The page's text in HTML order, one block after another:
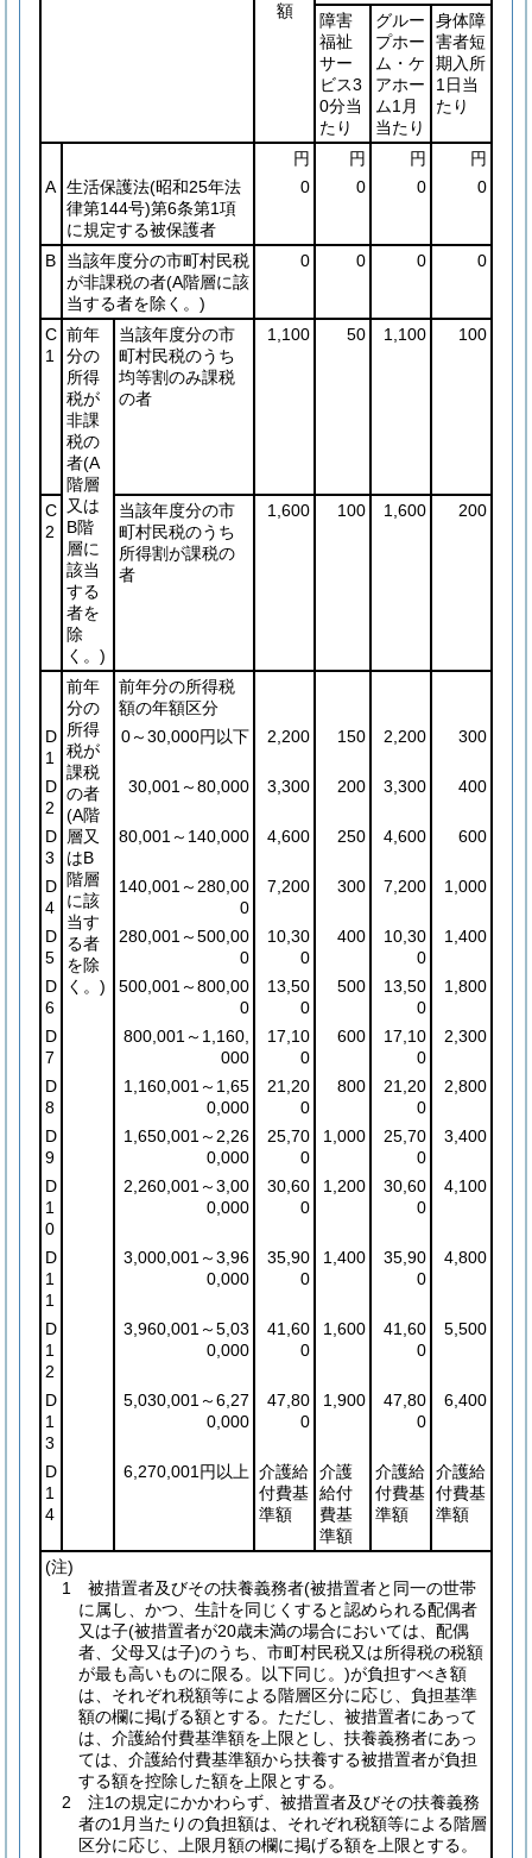
額
障害
福祉
サー
ビス3
0分当
たり
グルー
プホー
ム・ケ
アホー
ム1月
当たり
身体障
害者短
期入所
1日当
たり
円 円 円
円
A 生活保護法(昭和25年法
律第144号)第6条第1項
に規定する被保護者
0 0 0 0
B
当該年度分の市町村民税
が非課税の者(A階層に該
当する者を除く。)
0 0 0 0
C
1
前年
分の
所得
税が
非課
税の
者(A
階層
又は
B階
層に
該当
する
者を
除
く。)
当該年度分の市
町村民税のうち
均等割のみ課税
の者
1,100 50 1,100 100
C
2
当該年度分の市
町村民税のうち
所得割が課税の
者
1,600 100 1,600 200
前年
分の
所得
税が
課税
の者
(A階
層又
はB
階層
に該
当す
る者
を除
く。)
前年分の所得税
額の年額区分
D
1
0～30,000円以下 2,200 150 2,200 300
D
2
30,001～80,000 3,300 200 3,300 400
D
3
80,001～140,000 4,600 250 4,600 600
D
4
140,001～280,00
0
7,200 300 7,200 1,000
D
5
280,001～500,00
0
10,30
0
400
10,30
0
1,400
D
6
500,001～800,00
0
13,50
0
500
13,50
0
1,800
D
7
800,001～1,160,
000
17,10
0
600
17,10
0
2,300
D
8
1,160,001～1,65
0,000
21,20
0
800
21,20
0
2,800
D
9
1,650,001～2,26
0,000
25,70
0
1,000
25,70
0
3,400
D
1
0
2,260,001～3,00
0,000
30,60
0
1,200
30,60
0
4,100
D
1
1
3,000,001～3,96
0,000
35,90
0
1,400
35,90
0
4,800
D
1
2
3,960,001～5,03
0,000
41,60
0
1,600
41,60
0
5,500
D
1
3
5,030,001～6,27
0,000
47,80
0
1,900
47,80
0
6,400
D
1
4
6,270,001円以上 介護給
付費基
準額
介護
給付
費基
準額
介護給
付費基
準額
介護給
付費基
準額
(注)
1 被措置者及びその扶養義務者(被措置者と同一の世帯
に属し、かつ、生計を同じくすると認められる配偶者
又は子(被措置者が20歳未満の場合においては、配偶
者、父母又は子)のうち、市町村民税又は所得税の税額
が最も高いものに限る。以下同じ。)が負担すべき額
は、それぞれ税額等による階層区分に応じ、負担基準
額の欄に掲げる額とする。ただし、被措置者にあって
は、介護給付費基準額を上限とし、扶養義務者にあっ
ては、介護給付費基準額から扶養する被措置者が負担
する額を控除した額を上限とする。
2 注1の規定にかかわらず、被措置者及びその扶養義務
者の1月当たりの負担額は、それぞれ税額等による階層
区分に応じ、上限月額の欄に掲げる額を上限とする。